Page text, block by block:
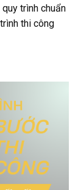
trình chuẩn
thi công